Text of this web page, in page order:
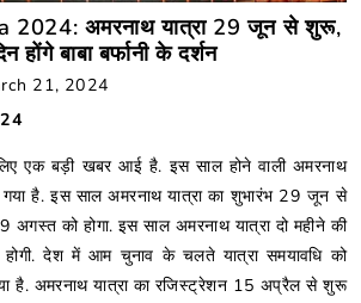
अमरनाथ यात्रा 29 जून से शुरू,
होंगे बाबा बर्फानी के दर्शन
21, 2024
एक बड़ी खबर आई है. इस साल होने वाली अमरनाथ
गया है. इस साल अमरनाथ यात्रा का शुभारंभ 29 जून से
अगस्त को होगा. इस साल अमरनाथ यात्रा दो महीने की
देश में आम चुनाव के चलते यात्रा समयावधि को
है. अमरनाथ यात्रा का रजिस्ट्रेशन 15 अप्रैल से शुरू